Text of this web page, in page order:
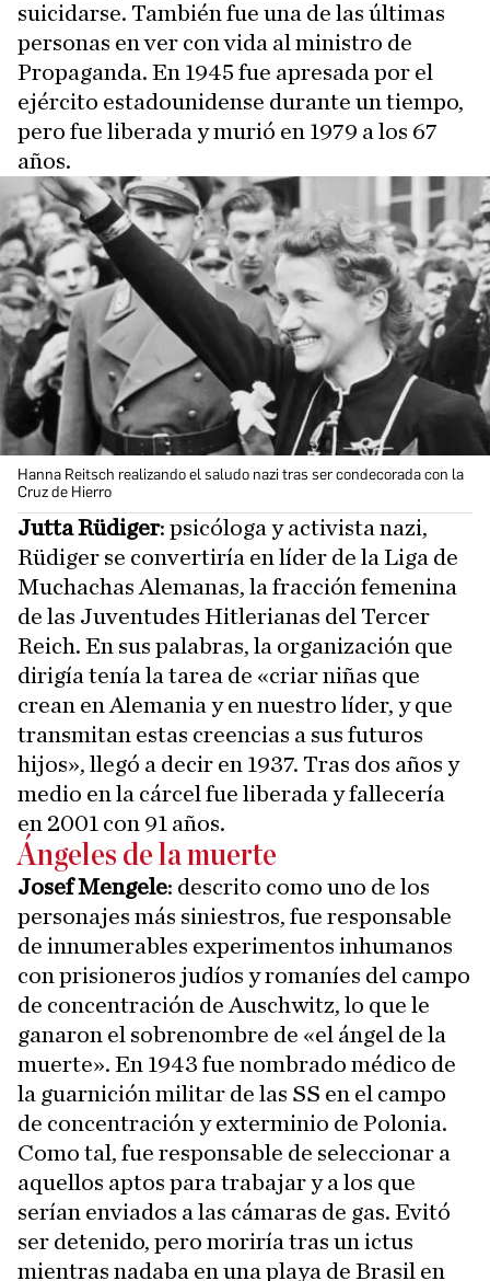
suicidarse. También fue una de las últimas
personas en ver con vida al ministro de
Propaganda. En 1945 fue apresada por el
ejército estadounidense durante un tiempo,
pero fue liberada y murió en 1979 a los 67
años.
Hanna Reitsch realizando el saludo nazi tras ser condecorada con la
Cruz de Hierro
Jutta Rüdiger: psicóloga y activista nazi,
Rüdiger se convertiría en líder de la Liga de
Muchachas Alemanas, la fracción femenina
de las Juventudes Hitlerianas del Tercer
Reich. En sus palabras, la organización que
dirigía tenía la tarea de «criar niñas que
crean en Alemania y en nuestro líder, y que
transmitan estas creencias a sus futuros
hijos», llegó a decir en 1937. Tras dos años y
medio en la cárcel fue liberada y fallecería
en 2001 con 91 años.
Ángeles de la muerte
Josef Mengele: descrito como uno de los
personajes más siniestros, fue responsable
de innumerables experimentos inhumanos
con prisioneros judíos y romaníes del campo
de concentración de Auschwitz, lo que le
ganaron el sobrenombre de «el ángel de la
muerte». En 1943 fue nombrado médico de
la guarnición militar de las SS en el campo
de concentración y exterminio de Polonia.
Como tal, fue responsable de seleccionar a
aquellos aptos para trabajar y a los que
serían enviados a las cámaras de gas. Evitó
ser detenido, pero moriría tras un ictus
mientras nadaba en una playa de Brasil en